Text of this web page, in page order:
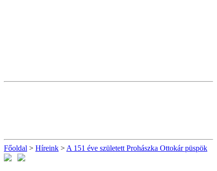
Főoldal > Híreink > A 151 éve született Prohászka Ottokár püspök